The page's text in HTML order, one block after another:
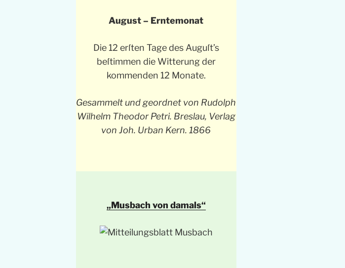
August – Erntemonat
Die 12 erſten Tage des Auguſt’s
beſtimmen die Witterung der
kommenden 12 Monate.
Gesammelt und geordnet von Rudolph
Wilhelm Theodor Petri. Breslau, Verlag
von Joh. Urban Kern. 1866
„Musbach von damals“